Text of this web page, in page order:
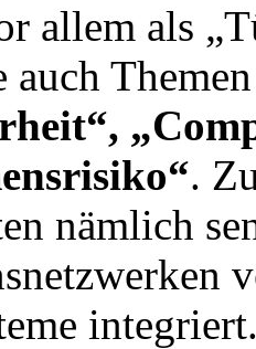
allem als
auch
.
nämlich